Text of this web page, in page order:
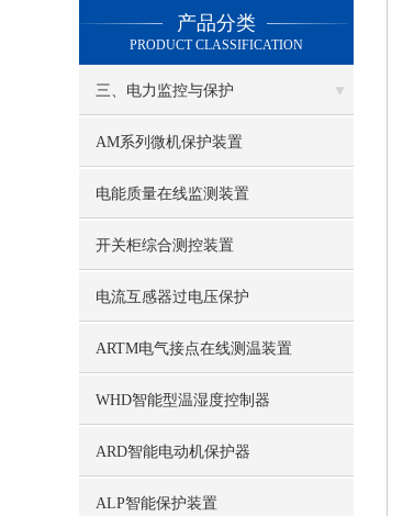
产品分类
PRODUCT CLASSIFICATION
三、电力监控与保护
AM系列微机保护装置
电能质量在线监测装置
开关柜综合测控装置
电流互感器过电压保护
ARTM电气接点在线测温装置
WHD智能型温湿度控制器
ARD智能电动机保护器
ALP智能保护装置